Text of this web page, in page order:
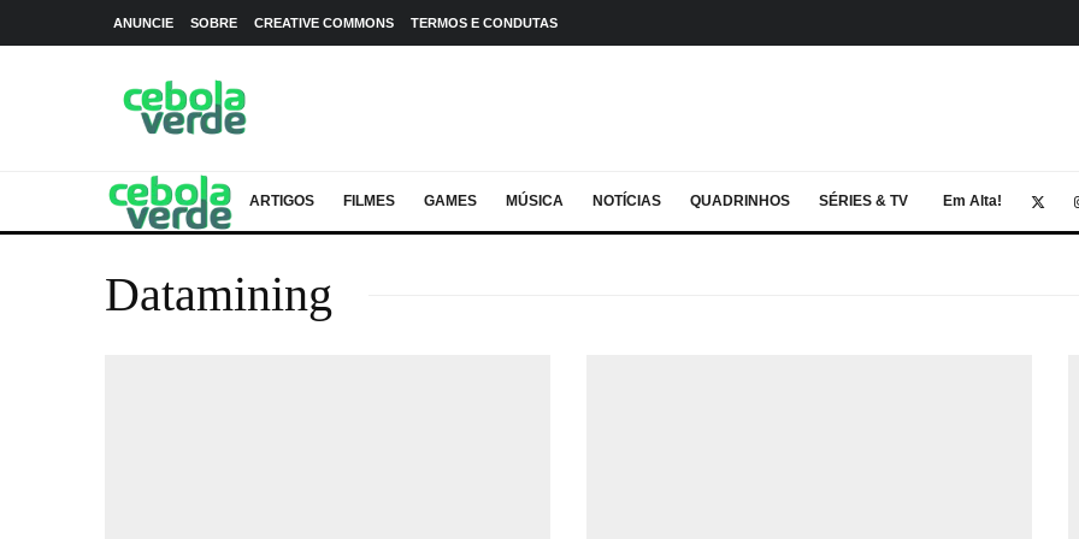
ANUNCIE SOBRE CREATIVE COMMONS TERMOS E CONDUTAS
ARTIGOS FILMES GAMES MÚSICA NOTÍCIAS QUADRINHOS SÉRIES & TV Em Alta!
Datamining